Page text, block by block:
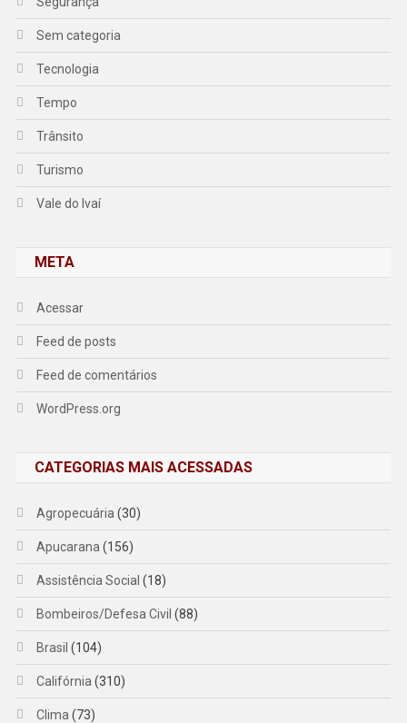
Sem categoria
Tecnologia
Tempo
Trânsito
Turismo
Vale do Ivaí
META
Acessar
Feed de posts
Feed de comentários
WordPress.org
CATEGORIAS MAIS ACESSADAS
Agropecuária (30)
Apucarana (156)
Assistência Social (18)
Bombeiros/Defesa Civil (88)
Brasil (104)
Califórnia (310)
Clima (73)